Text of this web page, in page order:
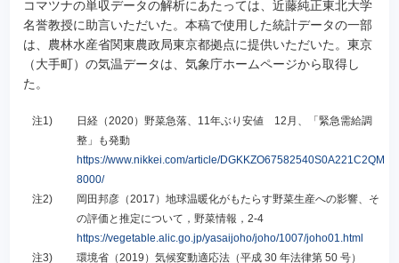
コマツナの単収データの解析にあたっては、近藤純正東北大学
名誉教授に助言いただいた。本稿で使用した統計データの一部
は、農林水産省関東農政局東京都拠点に提供いただいた。東京
（大手町）の気温データは、気象庁ホームページから取得し
た。
注1)
日経（2020）野菜急落、11年ぶり安値 12月、「緊急需給調
整」も発動
https://www.nikkei.com/article/DGKKZO67582540S0A221C2QM
8000/
注2)
岡田邦彦（2017）地球温暖化がもたらす野菜生産への影響、そ
の評価と推定について，野菜情報，2-4
https://vegetable.alic.go.jp/yasaijoho/joho/1007/joho01.html
注3)
環境省（2019）気候変動適応法（平成 30 年法律第 50 号）